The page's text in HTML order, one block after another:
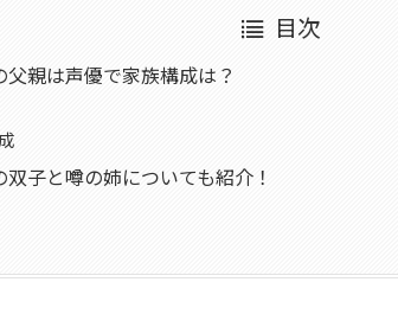
目次
父親は声優で家族構成は？
子と噂の姉についても紹介！